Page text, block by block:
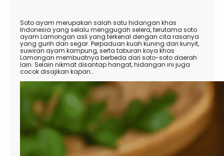
Soto ayam merupakan salah satu hidangan khas
Indonesia yang selalu menggugah selera, terutama soto
ayam Lamongan asli yang terkenal dengan cita rasanya
yang gurih dan segar. Perpaduan kuah kuning dari kunyit,
suwiran ayam kampung, serta taburan koya khas
Lamongan membuatnya berbeda dari soto-soto daerah
lain. Selain nikmat disantap hangat, hidangan ini juga
cocok disajikan kapan…